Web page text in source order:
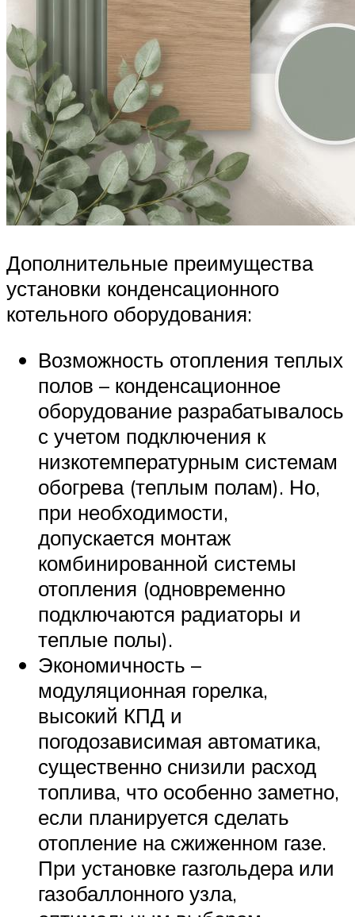
Дополнительные преимущества
установки конденсационного
котельного оборудования:
Возможность отопления теплых
полов – конденсационное
оборудование разрабатывалось
с учетом подключения к
низкотемпературным системам
обогрева (теплым полам). Но,
при необходимости,
допускается монтаж
комбинированной системы
отопления (одновременно
подключаются радиаторы и
теплые полы).
Экономичность –
модуляционная горелка,
высокий КПД и
погодозависимая автоматика,
существенно снизили расход
топлива, что особенно заметно,
если планируется сделать
отопление на сжиженном газе.
При установке газгольдера или
газобаллонного узла,